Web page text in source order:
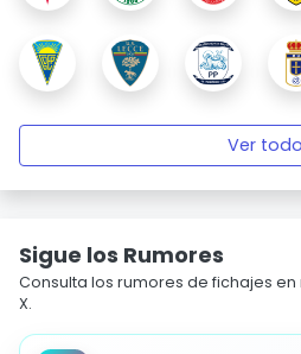
Ver todo
Sigue los Rumores
Consulta los rumores de fichajes en
X.